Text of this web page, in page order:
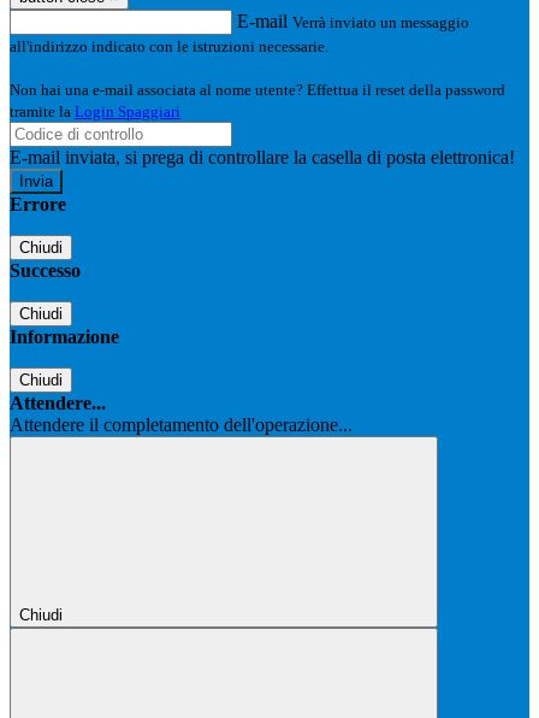
E-mail Verrà inviato un messaggio
all'indirizzo indicato con le istruzioni necessarie.
Non hai una e-mail associata al nome utente? Effettua il reset della password
tramite la Login Spaggiari
E-mail inviata, si prega di controllare la casella di posta elettronica!
Errore
Chiudi
Successo
Chiudi
Informazione
Chiudi
Attendere...
Attendere il completamento dell'operazione...
Chiudi